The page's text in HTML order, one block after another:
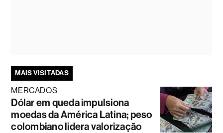
MAIS VISITADAS
MERCADOS
Dólar em queda impulsiona
moedas da América Latina; peso
colombiano lidera valorização